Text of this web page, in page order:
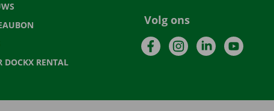
DOCKX RENTAL
Volg ons
FacebookInstagramLinkedInYouTube